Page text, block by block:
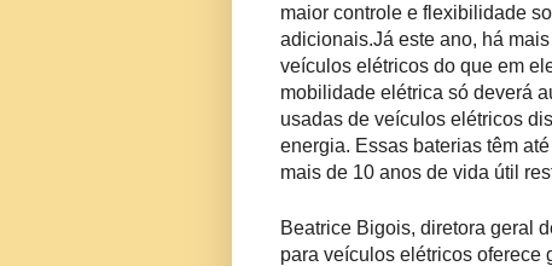
maior controle e flexibilidade
adicionais.Já este ano, há
veículos elétricos do que em
mobilidade elétrica só deverá
usadas de veículos elétricos
energia. Essas baterias têm
mais de 10 anos de vida útil
Beatrice Bigois, diretora geral
para veículos elétricos oferece